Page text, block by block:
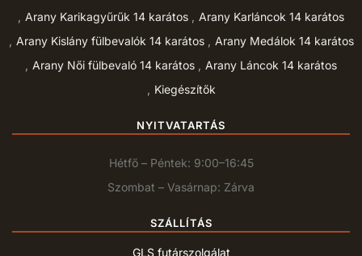
Arany Karikagyűrűk 14 karátos
Arany Karláncok 14 karátos
Arany Kislány fülbevalók 14 karátos
Arany Medálok 14 karátos
Arany Női fülbevaló 14 karátos
Arany Láncok 14 karátos
Kiegészítők
NYITVATARTÁS
Hétfő – Péntek: 9:00–16:45
Szombat – Vasárnap: Zárva
SZÁLLÍTÁS
GLS futárszolgálat